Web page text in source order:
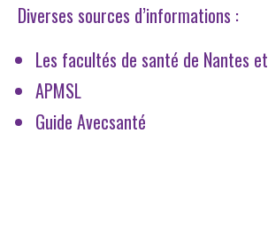
Diverses sources d’informations :
Les facultés de santé de Nantes
APMSL
Guide Avecsanté